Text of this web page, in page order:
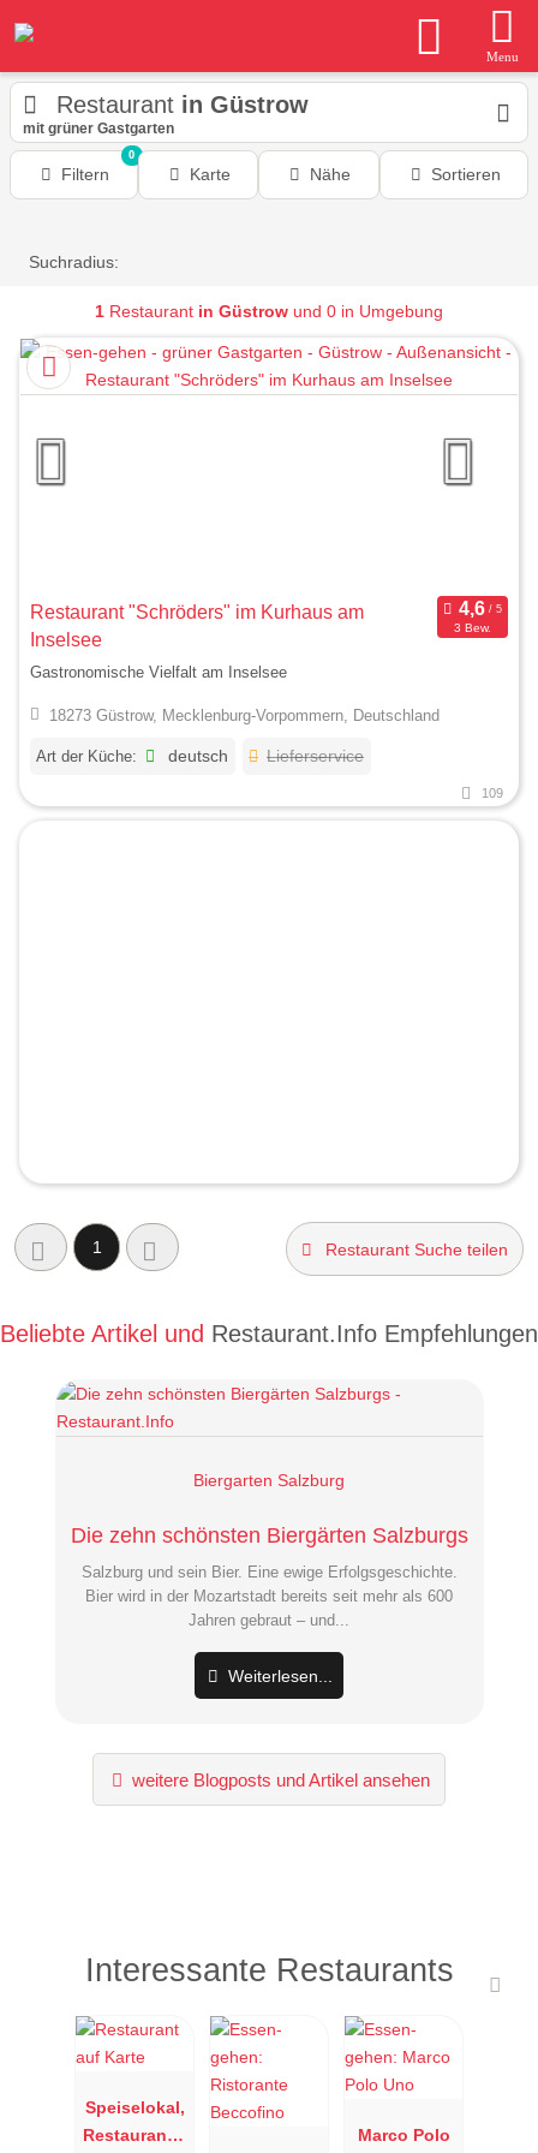
Menu
Restaurant in Güstrow
mit grüner Gastgarten
Filtern
0
Karte Nähe Sortieren
Suchradius:
1 Restaurant in Güstrow und 0 in Umgebung
Restaurant "Schröders" im Kurhaus am
Inselsee
3 Bew.
Gastronomische Vielfalt am Inselsee
18273 Güstrow, Mecklenburg-Vorpommern, Deutschland
Art der Küche: deutsch Lieferservice
109
1 Restaurant Suche teilen
Beliebte Artikel und Restaurant.Info Empfehlungen
Die zehn schönsten Biergärten Salzburgs
Biergarten Salzburg
Salzburg und sein Bier. Eine ewige Erfolgsgeschichte.
Bier wird in der Mozartstadt bereits seit mehr als 600
Jahren gebraut – und...
Weiterlesen...
weitere Blogposts und Artikel ansehen
Interessante Restaurants
Speiselokal,
Restaurant "
Marco Polo